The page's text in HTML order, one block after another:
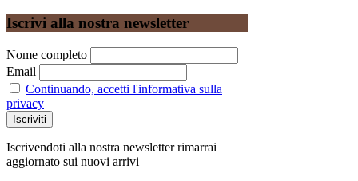
Iscrivi alla nostra newsletter
Nome completo
Email
Continuando, accetti l'informativa sulla
privacy
Iscrivendoti alla nostra newsletter rimarrai
aggiornato sui nuovi arrivi